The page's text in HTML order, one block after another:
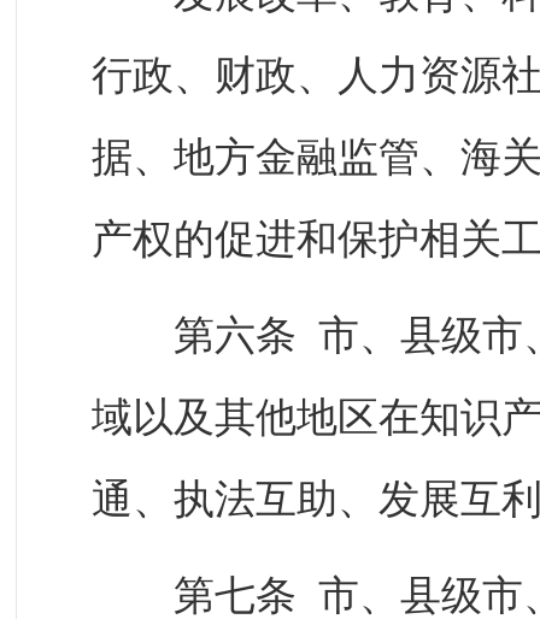
行政、财政、人力资源
据、地方金融监管、海
产权的促进和保护相关
第六条 市、县级市
域以及其他地区在知识
通、执法互助、发展互
第七条 市、县级市